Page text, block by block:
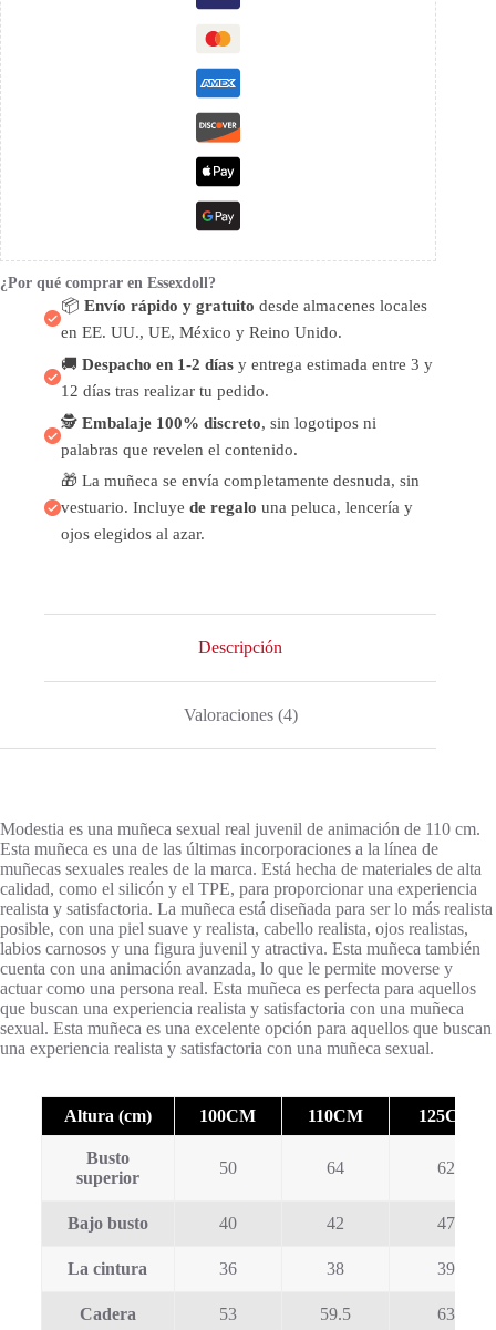
¿Por qué comprar en Essexdoll?
📦 Envío rápido y gratuito desde almacenes locales
en EE. UU., UE, México y Reino Unido.
🚚 Despacho en 1-2 días y entrega estimada entre 3 y
12 días tras realizar tu pedido.
🕵️ Embalaje 100% discreto, sin logotipos ni
palabras que revelen el contenido.
🎁 La muñeca se envía completamente desnuda, sin
vestuario. Incluye de regalo una peluca, lencería y
ojos elegidos al azar.
Descripción
Valoraciones (4)
Modestia es una muñeca sexual real juvenil de animación de 110 cm.
Esta muñeca es una de las últimas incorporaciones a la línea de
muñecas sexuales reales de la marca. Está hecha de materiales de alta
calidad, como el silicón y el TPE, para proporcionar una experiencia
realista y satisfactoria. La muñeca está diseñada para ser lo más realista
posible, con una piel suave y realista, cabello realista, ojos realistas,
labios carnosos y una figura juvenil y atractiva. Esta muñeca también
cuenta con una animación avanzada, lo que le permite moverse y
actuar como una persona real. Esta muñeca es perfecta para aquellos
que buscan una experiencia realista y satisfactoria con una muñeca
sexual. Esta muñeca es una excelente opción para aquellos que buscan
una experiencia realista y satisfactoria con una muñeca sexual.
Altura (cm) 100CM 110CM 125CM
Busto
superior
50 64 62
Bajo busto 40 42 47
La cintura 36 38 39
Cadera 53 59.5 63